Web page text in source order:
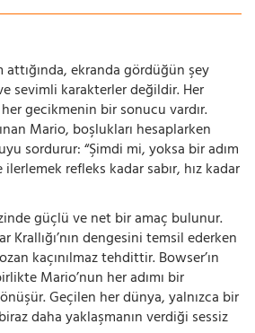
attığında, ekranda gördüğün şey
sevimli karakterler değildir. Her
gecikmenin bir sonucu vardır.
Mario, boşlukları hesaplarken
sordurur: “Şimdi mi, yoksa bir adım
ilerlemek refleks kadar sabır, hız kadar
güçlü ve net bir amaç bulunur.
Krallığı’nın dengesini temsil ederken
kaçınılmaz tehdittir. Bowser’ın
Mario’nun her adımı bir
Geçilen her dünya, yalnızca bir
daha yaklaşmanın verdiği sessiz